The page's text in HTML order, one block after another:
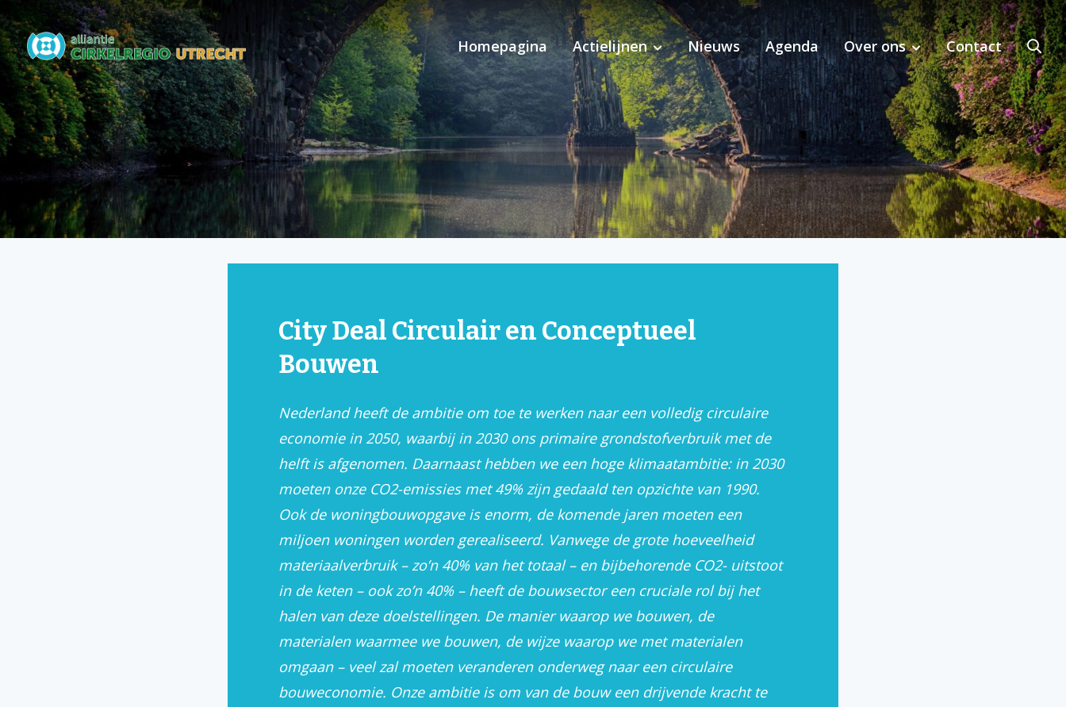
Homepagina Actielijnen
Pilot Ondersteuning bij MKI-toepassing in de regio
Interactieve menukaart hergebruik uit afval – voor gemeenten
Nieuws Agenda Over ons Contact
City Deal Circulair en Conceptueel
Bouwen
Nederland heeft de ambitie om toe te werken naar een volledig circulaire
economie in 2050, waarbij in 2030 ons primaire grondstofverbruik met de
helft is afgenomen. Daarnaast hebben we een hoge klimaatambitie: in 2030
moeten onze CO2-emissies met 49% zijn gedaald ten opzichte van 1990.
Ook de woningbouwopgave is enorm, de komende jaren moeten een
miljoen woningen worden gerealiseerd. Vanwege de grote hoeveelheid
materiaalverbruik – zo’n 40% van het totaal – en bijbehorende CO2- uitstoot
in de keten – ook zo’n 40% – heeft de bouwsector een cruciale rol bij het
halen van deze doelstellingen. De manier waarop we bouwen, de
materialen waarmee we bouwen, de wijze waarop we met materialen
omgaan – veel zal moeten veranderen onderweg naar een circulaire
bouweconomie. Onze ambitie is om van de bouw een drijvende kracht te